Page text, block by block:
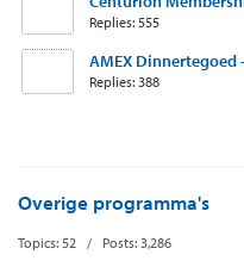
Replies: 555
AMEX Dinnertegoed
Replies: 388
Overige programma's
Topics: 52 / Posts: 3,286